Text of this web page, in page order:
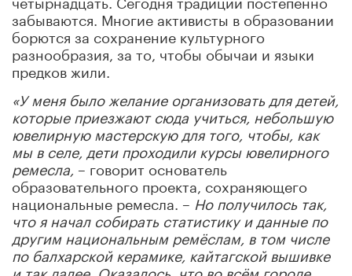
забываются. Многие активисты в образовании
борются за сохранение культурного
разнообразия, за то, чтобы обычаи и языки
предков жили.
«У меня было желание организовать для детей,
которые приезжают сюда учиться, небольшую
ювелирную мастерскую для того, чтобы, как
мы в селе, дети проходили курсы ювелирного
ремесла, – говорит основатель
образовательного проекта, сохраняющего
национальные ремесла. – Но получилось так,
что я начал собирать статистику и данные по
другим национальным ремёслам, в том числе
по балхарской керамике, кайтагской вышивке
и так далее. Оказалось, что во всём городе